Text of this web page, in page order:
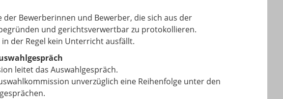
Bewerberinnen und Bewerber, die sich aus der
und gerichtsverwertbar zu protokollieren.
der Regel kein Unterricht ausfällt.
leitet das Auswahlgespräch.
unverzüglich eine Reihenfolge unter den